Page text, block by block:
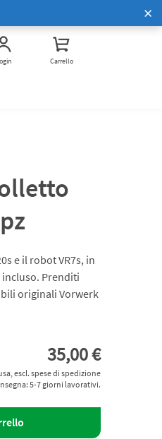
Carrello
a noi
e il robot VR7s, in
Prenditi
originali Vorwerk
35,00 €
escl. spese di spedizione
5-7 giorni lavorativi.